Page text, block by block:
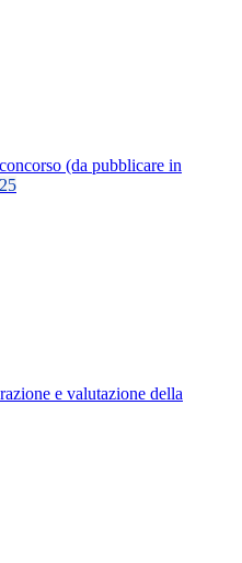
(da pubblicare in
e valutazione della